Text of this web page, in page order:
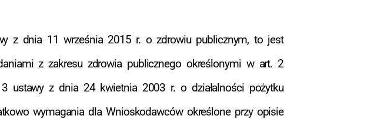
z dnia 11 września 2015 r. o zdrowiu publicznym, to jest
z zakresu zdrowia publicznego określonymi w art. 2
z dnia 24 kwietnia 2003 r. o działalności pożytku
wymagania dla Wnioskodawców określone przy opisie